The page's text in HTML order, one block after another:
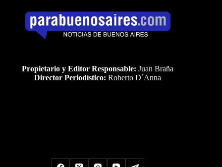
Propietario y Editor Responsable: Juan Braña
Director Periodístico: Roberto D´Anna